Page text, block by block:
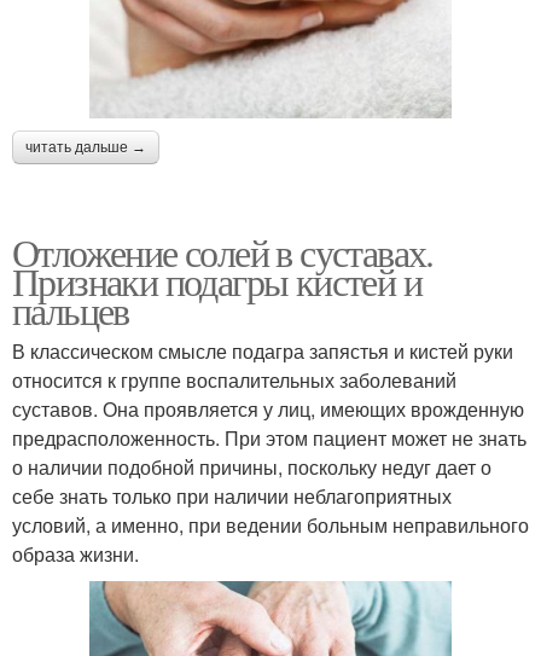
читать дальше →
Отложение солей в суставах.
Признаки подагры кистей и
пальцев
В классическом смысле подагра запястья и кистей руки
относится к группе воспалительных заболеваний
суставов. Она проявляется у лиц, имеющих врожденную
предрасположенность. При этом пациент может не знать
о наличии подобной причины, поскольку недуг дает о
себе знать только при наличии неблагоприятных
условий, а именно, при ведении больным неправильного
образа жизни.